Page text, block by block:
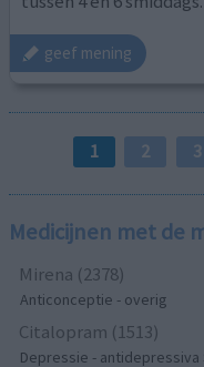
geef mening
1 2 3
Medicijnen met de
Mirena (2378)
Anticonceptie - overig
Citalopram (1513)
Depressie - antidepressiva